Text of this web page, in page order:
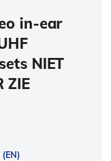
in-ear
NIET
ZIE